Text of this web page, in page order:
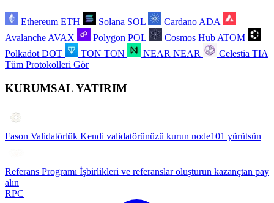
Ethereum ETH Solana SOL Cardano ADA
Avalanche AVAX Polygon POL Cosmos Hub ATOM
Polkadot DOT TON TON NEAR NEAR Celestia TIA
Tüm Protokolleri Gör
KURUMSAL YATIRIM
Fason Validatörlük Kendi validatörünüzü kurun node101 yürütsün
Referans Programı İşbirlikleri ve referanslar oluşturun kazançtan pay
alın
RPC